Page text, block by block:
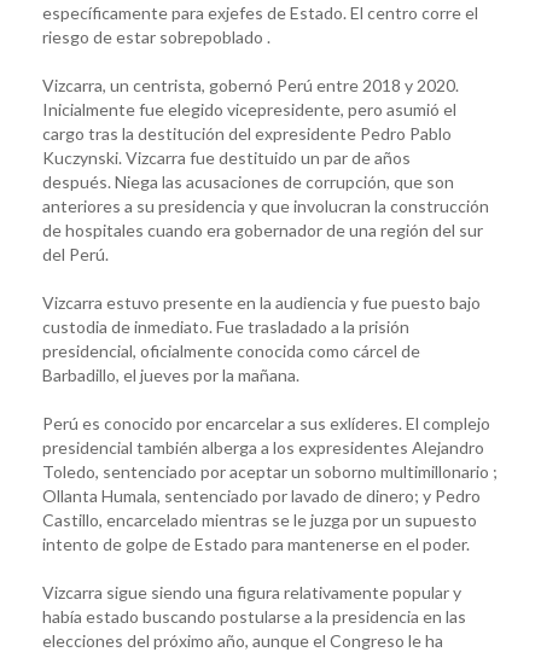
específicamente para exjefes de Estado. El centro corre el
riesgo de estar sobrepoblado .
Vizcarra, un centrista, gobernó Perú entre 2018 y 2020.
Inicialmente fue elegido vicepresidente, pero asumió el
cargo tras la destitución del expresidente Pedro Pablo
Kuczynski. Vizcarra fue destituido un par de años
después. Niega las acusaciones de corrupción, que son
anteriores a su presidencia y que involucran la construcción
de hospitales cuando era gobernador de una región del sur
del Perú.
Vizcarra estuvo presente en la audiencia y fue puesto bajo
custodia de inmediato. Fue trasladado a la prisión
presidencial, oficialmente conocida como cárcel de
Barbadillo, el jueves por la mañana.
Perú es conocido por encarcelar a sus exlíderes. El complejo
presidencial también alberga a los expresidentes Alejandro
Toledo, sentenciado por aceptar un soborno multimillonario ;
Ollanta Humala, sentenciado por lavado de dinero; y Pedro
Castillo, encarcelado mientras se le juzga por un supuesto
intento de golpe de Estado para mantenerse en el poder.
Vizcarra sigue siendo una figura relativamente popular y
había estado buscando postularse a la presidencia en las
elecciones del próximo año, aunque el Congreso le ha